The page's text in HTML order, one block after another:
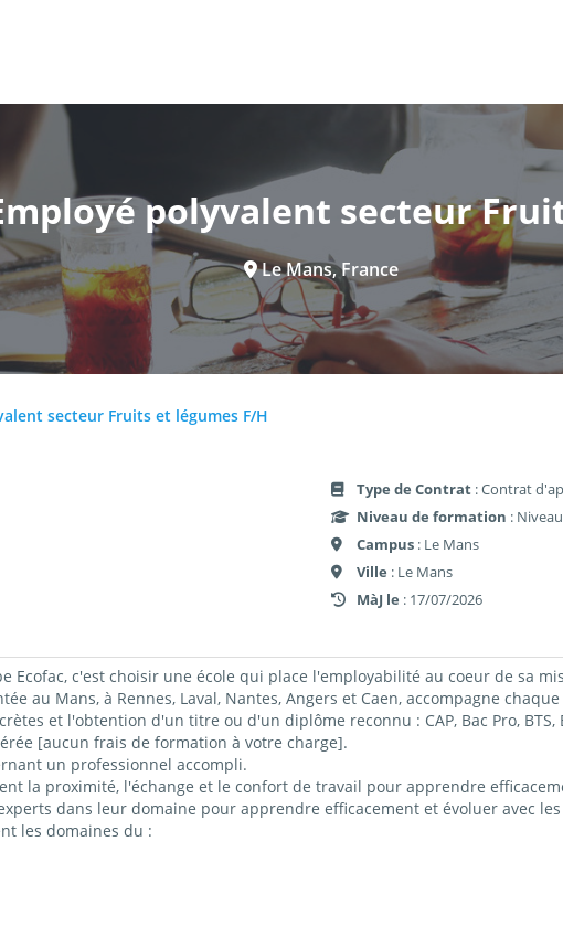
polyvalent secteur
Le Mans, France
secteur Fruits et légumes F/H
Type de Contrat : Contrat
Niveau de formation :
Campus : Le Mans
Ville : Le Mans
MàJ le : 17/07/2026
Ecofac, c'est choisir une école qui place l'employabilité au coeur de sa
au Mans, à Rennes, Laval, Nantes, Angers et Caen, accompagne
et l'obtention d'un titre ou d'un diplôme reconnu : CAP, Bac Pro, BTS,
[aucun frais de formation à votre charge].
un professionnel accompli.
la proximité, l'échange et le confort de travail pour apprendre
dans leur domaine pour apprendre efficacement et évoluer avec
les domaines du :